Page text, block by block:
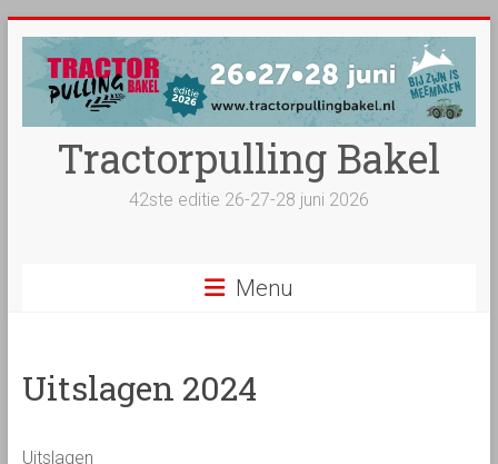
naar
inhoud
Tractorpulling Bakel
42ste editie 26-27-28 juni 2026
Menu
Uitslagen 2024
Uitslagen